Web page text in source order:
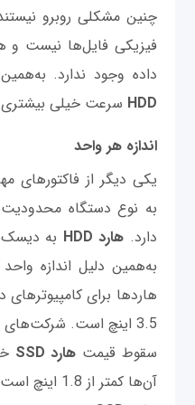
چنین مشکلی روبرو
فیزیکی فایل‌ها نیست و
داده وجود ندارد.
HDD سرعت خیلی بیشتری
اندازه هر واحد
یکی دیگر از فاکتورهای
به نوع دستگاه
دارد. هارد HDD
به
به‌همین دلیل اندازه
3.5 اینچ است. شرکت‌های
سقوط قیمت هارد SSD
آن‌ها کمتر از 1.8 اینچ است را متوقف کرده‌اند.